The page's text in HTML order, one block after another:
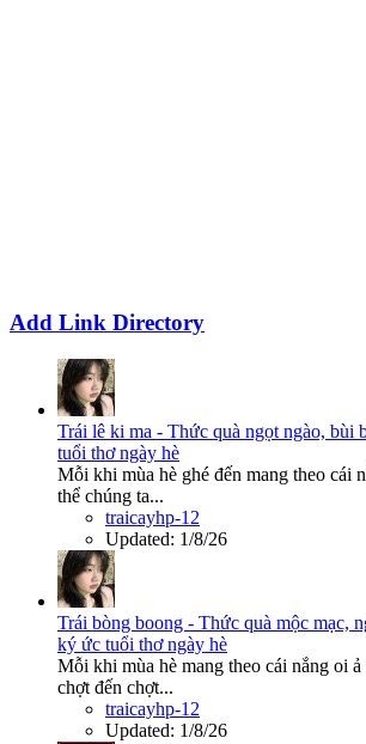
Add Link Directory
Trái lê ki ma - Thức quà ngọt ngào, bùi
tuổi thơ ngày hè
Mỗi khi mùa hè ghé đến mang theo cái
thể chúng ta...
traicayhp-12
Updated: 1/8/26
Trái bòng boong - Thức quà mộc mạc,
ký ức tuổi thơ ngày hè
Mỗi khi mùa hè mang theo cái nắng oi
chợt đến chợt...
traicayhp-12
Updated: 1/8/26